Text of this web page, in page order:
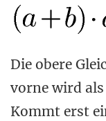
Die obere
vorne wird
Kommt erst